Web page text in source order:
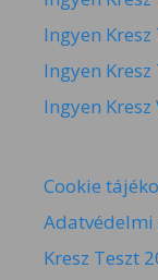
Ingyen Kresz
Ingyen
Ingyen Kresz
Cookie
Kresz Teszt